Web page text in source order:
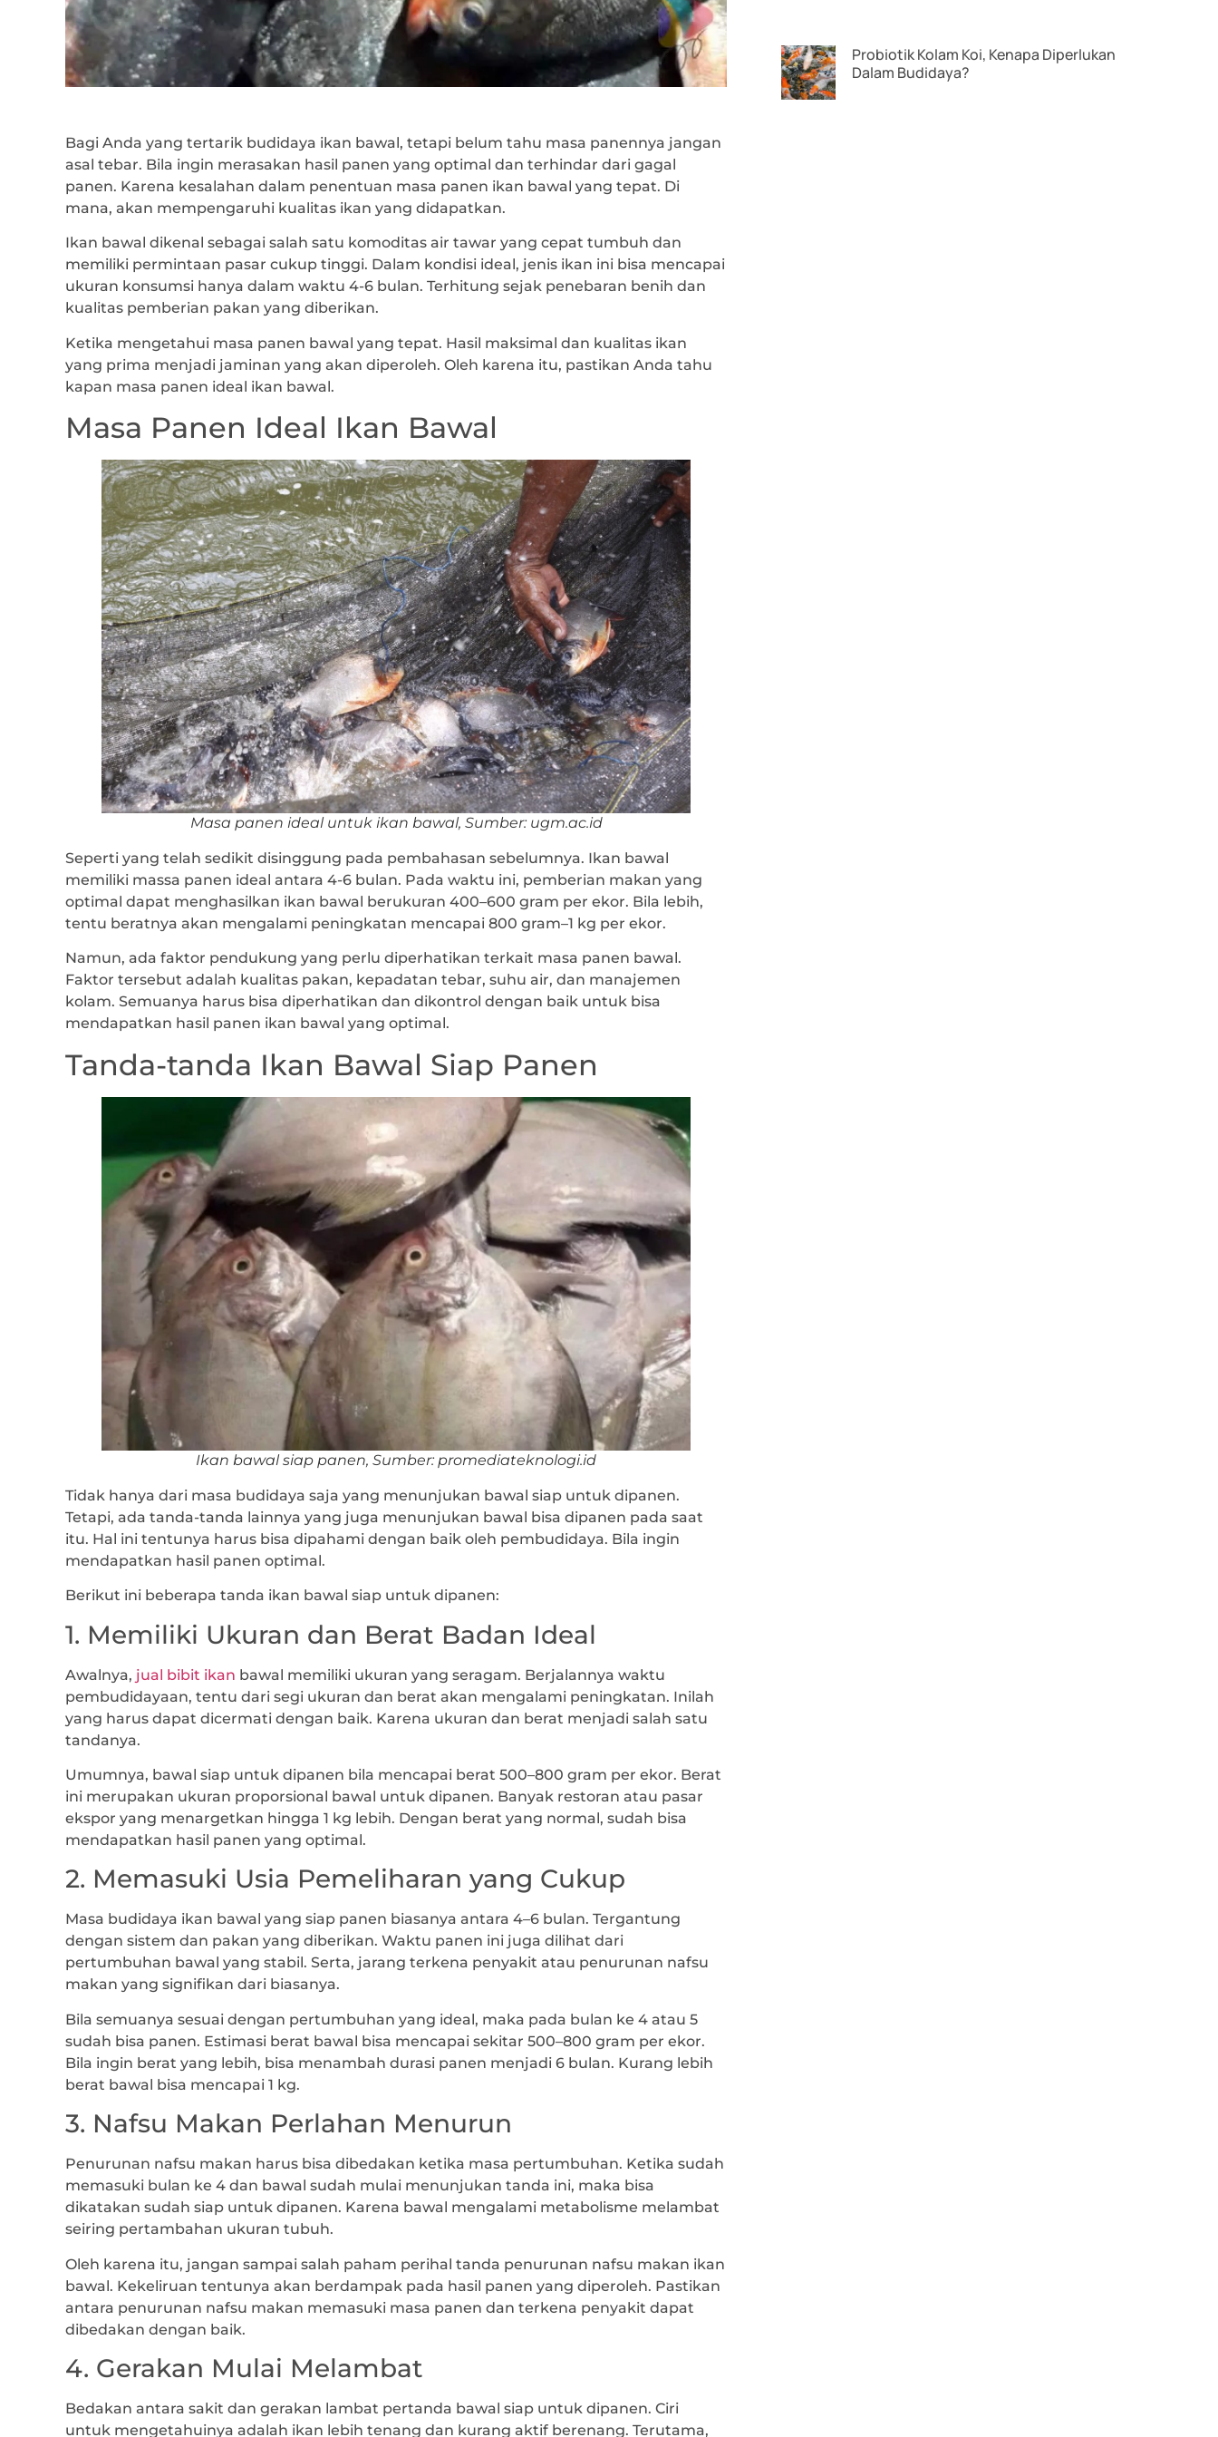
Bagi Anda yang tertarik budidaya ikan bawal, tetapi belum tahu masa panennya jangan
asal tebar. Bila ingin merasakan hasil panen yang optimal dan terhindar dari gagal
panen. Karena kesalahan dalam penentuan masa panen ikan bawal yang tepat. Di
mana, akan mempengaruhi kualitas ikan yang didapatkan.
Ikan bawal dikenal sebagai salah satu komoditas air tawar yang cepat tumbuh dan
memiliki permintaan pasar cukup tinggi. Dalam kondisi ideal, jenis ikan ini bisa mencapai
ukuran konsumsi hanya dalam waktu 4-6 bulan. Terhitung sejak penebaran benih dan
kualitas pemberian pakan yang diberikan.
Ketika mengetahui masa panen bawal yang tepat. Hasil maksimal dan kualitas ikan
yang prima menjadi jaminan yang akan diperoleh. Oleh karena itu, pastikan Anda tahu
kapan masa panen ideal ikan bawal.
Masa Panen Ideal Ikan Bawal
Masa panen ideal untuk ikan bawal, Sumber: ugm.ac.id
Seperti yang telah sedikit disinggung pada pembahasan sebelumnya. Ikan bawal
memiliki massa panen ideal antara 4-6 bulan. Pada waktu ini, pemberian makan yang
optimal dapat menghasilkan ikan bawal berukuran 400–600 gram per ekor. Bila lebih,
tentu beratnya akan mengalami peningkatan mencapai 800 gram–1 kg per ekor.
Namun, ada faktor pendukung yang perlu diperhatikan terkait masa panen bawal.
Faktor tersebut adalah kualitas pakan, kepadatan tebar, suhu air, dan manajemen
kolam. Semuanya harus bisa diperhatikan dan dikontrol dengan baik untuk bisa
mendapatkan hasil panen ikan bawal yang optimal.
Tanda-tanda Ikan Bawal Siap Panen
Ikan bawal siap panen, Sumber: promediateknologi.id
Tidak hanya dari masa budidaya saja yang menunjukan bawal siap untuk dipanen.
Tetapi, ada tanda-tanda lainnya yang juga menunjukan bawal bisa dipanen pada saat
itu. Hal ini tentunya harus bisa dipahami dengan baik oleh pembudidaya. Bila ingin
mendapatkan hasil panen optimal.
Berikut ini beberapa tanda ikan bawal siap untuk dipanen:
1. Memiliki Ukuran dan Berat Badan Ideal
Awalnya, jual bibit ikan bawal memiliki ukuran yang seragam. Berjalannya waktu
pembudidayaan, tentu dari segi ukuran dan berat akan mengalami peningkatan. Inilah
yang harus dapat dicermati dengan baik. Karena ukuran dan berat menjadi salah satu
tandanya.
Umumnya, bawal siap untuk dipanen bila mencapai berat 500–800 gram per ekor. Berat
ini merupakan ukuran proporsional bawal untuk dipanen. Banyak restoran atau pasar
ekspor yang menargetkan hingga 1 kg lebih. Dengan berat yang normal, sudah bisa
mendapatkan hasil panen yang optimal.
2. Memasuki Usia Pemeliharan yang Cukup
Masa budidaya ikan bawal yang siap panen biasanya antara 4–6 bulan. Tergantung
dengan sistem dan pakan yang diberikan. Waktu panen ini juga dilihat dari
pertumbuhan bawal yang stabil. Serta, jarang terkena penyakit atau penurunan nafsu
makan yang signifikan dari biasanya.
Bila semuanya sesuai dengan pertumbuhan yang ideal, maka pada bulan ke 4 atau 5
sudah bisa panen. Estimasi berat bawal bisa mencapai sekitar 500–800 gram per ekor.
Bila ingin berat yang lebih, bisa menambah durasi panen menjadi 6 bulan. Kurang lebih
berat bawal bisa mencapai 1 kg.
3. Nafsu Makan Perlahan Menurun
Penurunan nafsu makan harus bisa dibedakan ketika masa pertumbuhan. Ketika sudah
memasuki bulan ke 4 dan bawal sudah mulai menunjukan tanda ini, maka bisa
dikatakan sudah siap untuk dipanen. Karena bawal mengalami metabolisme melambat
seiring pertambahan ukuran tubuh.
Oleh karena itu, jangan sampai salah paham perihal tanda penurunan nafsu makan ikan
bawal. Kekeliruan tentunya akan berdampak pada hasil panen yang diperoleh. Pastikan
antara penurunan nafsu makan memasuki masa panen dan terkena penyakit dapat
dibedakan dengan baik.
4. Gerakan Mulai Melambat
Bedakan antara sakit dan gerakan lambat pertanda bawal siap untuk dipanen. Ciri
untuk mengetahuinya adalah ikan lebih tenang dan kurang aktif berenang. Terutama,
Probiotik Kolam Koi, Kenapa Diperlukan
Dalam Budidaya?